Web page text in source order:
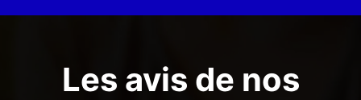
Les avis de nos